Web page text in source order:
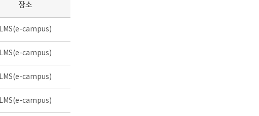
장소
LMS(e-campus)
LMS(e-campus)
LMS(e-campus)
LMS(e-campus)